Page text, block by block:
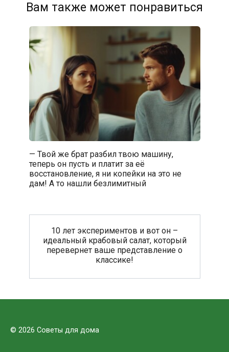
Вам также может понравиться
— Твой же брат разбил твою машину,
теперь он пусть и платит за её
восстановление, я ни копейки на это не
дам! А то нашли безлимитный
10 лет экспериментов и вот он –
идеальный крабовый салат, который
перевернет ваше представление о
классике!
© 2026 Советы для дома